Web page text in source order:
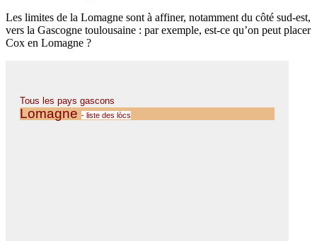
Les limites de la Lomagne sont à affiner, notamment du côté sud-est,
vers la Gascogne toulousaine : par exemple, est-ce qu’on peut placer
Cox en Lomagne ?